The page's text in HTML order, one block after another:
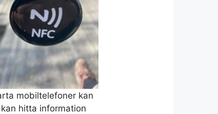
mobiltelefoner kan
hitta information